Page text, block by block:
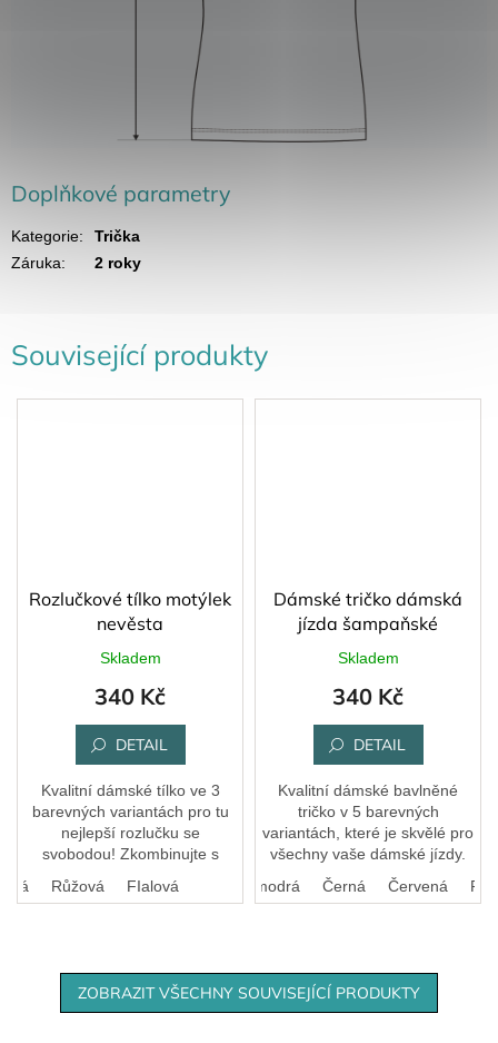
Související produkty
Rozlučkové tílko motýlek
nevěsta
Skladem
340 Kč
DETAIL
Kvalitní dámské tílko ve 3
barevných variantách pro tu
nejlepší rozlučku se
svobodou! Zkombinujte s
tričkem pro svědkyni a další
kamarádky se stejným
Bílá Růžová FIalová
Dámské tričko dámská
jízda šampaňské
Skladem
340 Kč
DETAIL
Kvalitní dámské bavlněné
tričko v 5 barevných
variantách, které je skvělé pro
všechny vaše dámské jízdy.
Bílá
Královská modrá Černá Červená
ZOBRAZIT VŠECHNY SOUVISEJÍCÍ PRODUKTY
Doplňkové parametry
Kategorie:
Trička
Záruka: 2 roky